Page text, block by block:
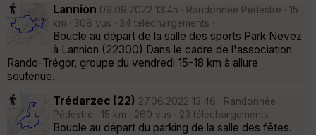
Lannion 09.09.2022 13:45 · Randonnée Pédestre · 15
km · 308 vus · 34 téléchargements ·
Boucle au départ de la salle des sports Park Nevez
à Lannion (22300) Dans le cadre de l'association
Rando-Trégor, groupe du vendredi 15-18 km à allure
soutenue.
Trédarzec (22) 27.06.2022 13:46 · Randonnée
Pédestre · 15 km · 260 vus · 23 téléchargements ·
Boucle au départ du parking de la salle des fêtes.